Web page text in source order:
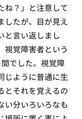
ね？」と注意して
したが、目が見え
と言い返しまし
視覚障害者という
でした。視覚障
じように普通に生
とそれを覚えるの
い分いろいろなも